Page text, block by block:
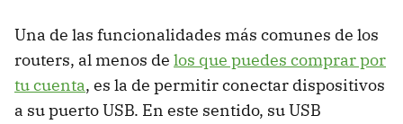
Una de las funcionalidades más comunes de los
routers, al menos de los que puedes comprar por
tu cuenta, es la de permitir conectar dispositivos
a su puerto USB. En este sentido, su USB